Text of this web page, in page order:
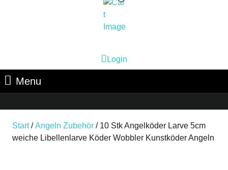
Login
Menu
Start/Angeln Zubehör / 10 Stk Angelköder Larve 5cm
weiche Libellenlarve Köder Wobbler Kunstköder Angeln